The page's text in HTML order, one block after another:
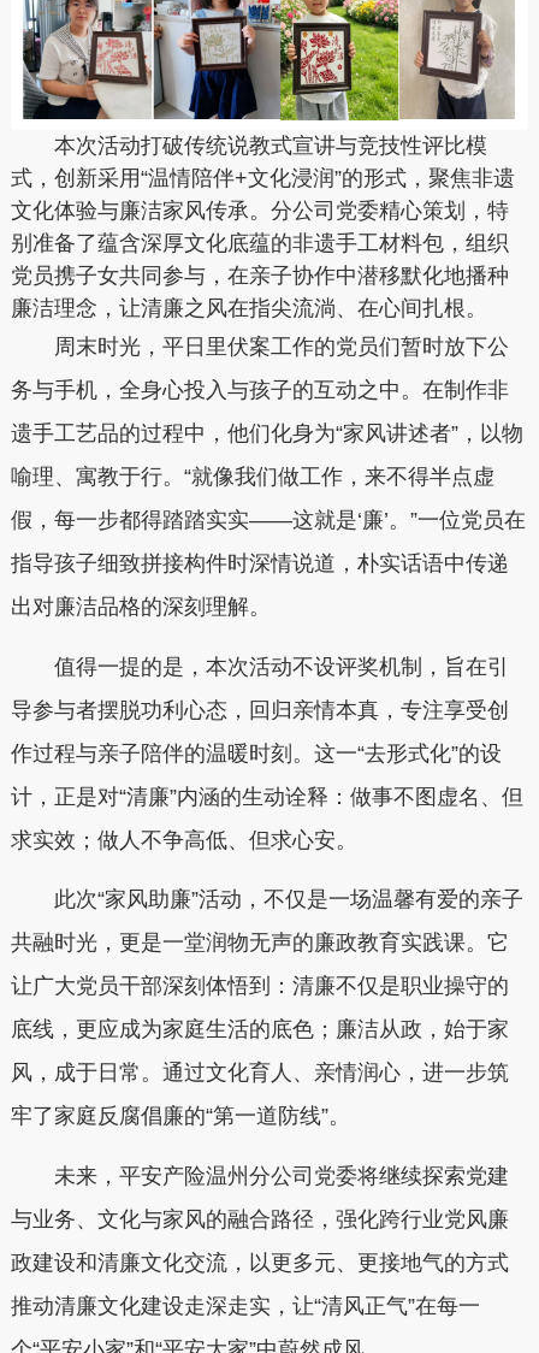
本次活动打破传统说教式宣讲与竞技性评比模
式，创新采用“温情陪伴+文化浸润”的形式，聚焦非遗
文化体验与廉洁家风传承。分公司党委精心策划，特
别准备了蕴含深厚文化底蕴的非遗手工材料包，组织
党员携子女共同参与，在亲子协作中潜移默化地播种
廉洁理念，让清廉之风在指尖流淌、在心间扎根。
周末时光，平日里伏案工作的党员们暂时放下公
务与手机，全身心投入与孩子的互动之中。在制作非
遗手工艺品的过程中，他们化身为“家风讲述者”，以物
喻理、寓教于行。“就像我们做工作，来不得半点虚
假，每一步都得踏踏实实——这就是‘廉’。”一位党员在
指导孩子细致拼接构件时深情说道，朴实话语中传递
出对廉洁品格的深刻理解。
值得一提的是，本次活动不设评奖机制，旨在引
导参与者摆脱功利心态，回归亲情本真，专注享受创
作过程与亲子陪伴的温暖时刻。这一“去形式化”的设
计，正是对“清廉”内涵的生动诠释：做事不图虚名、但
求实效；做人不争高低、但求心安。
此次“家风助廉”活动，不仅是一场温馨有爱的亲子
共融时光，更是一堂润物无声的廉政教育实践课。它
让广大党员干部深刻体悟到：清廉不仅是职业操守的
底线，更应成为家庭生活的底色；廉洁从政，始于家
风，成于日常。通过文化育人、亲情润心，进一步筑
牢了家庭反腐倡廉的“第一道防线”。
未来，平安产险温州分公司党委将继续探索党建
与业务、文化与家风的融合路径，强化跨行业党风廉
政建设和清廉文化交流，以更多元、更接地气的方式
推动清廉文化建设走深走实，让“清风正气”在每一